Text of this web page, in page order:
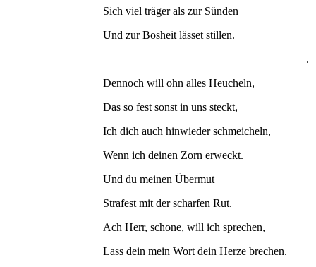
Sich viel träger als zur Sünden
Und zur Bosheit lässet stillen.
.
Dennoch will ohn alles Heucheln,
Das so fest sonst in uns steckt,
Ich dich auch hinwieder schmeicheln,
Wenn ich deinen Zorn erweckt.
Und du meinen Übermut
Strafest mit der scharfen Rut.
Ach Herr, schone, will ich sprechen,
Lass dein mein Wort dein Herze brechen.